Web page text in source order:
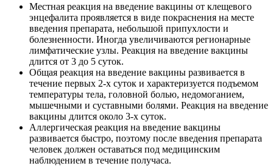
Местная реакция на введение вакцины от клещевого
энцефалита проявляется в виде покраснения на месте
введения препарата, небольшой припухлости и
болезненности. Иногда увеличиваются регионарные
лимфатические узлы. Реакция на введение вакцины
длится от 3 до 5 суток.
Общая реакция на введение вакцины развивается в
течение первых 2-х суток и характеризуется подъемом
температуры тела, головной болью, недомоганием,
мышечными и суставными болями. Реакция на введение
вакцины длится около 3-х суток.
Аллергическая реакция на введение вакцины
развивается быстро, поэтому после введения препарата
человек должен оставаться под медицинским
наблюдением в течение получаса.